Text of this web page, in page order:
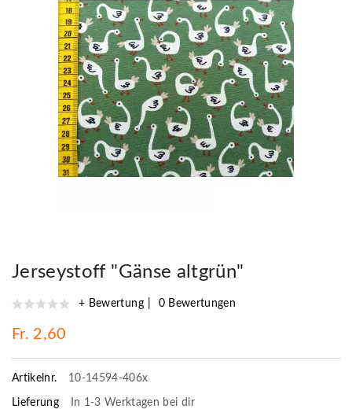
Jerseystoff "Gänse altgrün"
+ Bewertung 0 Bewertungen
Fr. 2,60
Artikelnr. 10-14594-406x
Lieferung In 1-3 Werktagen bei dir